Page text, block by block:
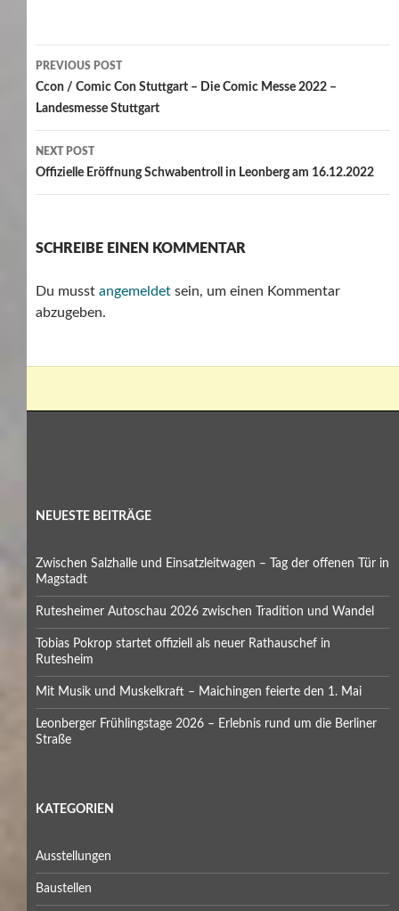
Post
navigation
PREVIOUS POST
Ccon / Comic Con Stuttgart – Die Comic Messe 2022 –
Landesmesse Stuttgart
NEXT POST
Offizielle Eröffnung Schwabentroll in Leonberg am 16.12.2022
SCHREIBE EINEN KOMMENTAR
Du musst angemeldet sein, um einen Kommentar
abzugeben.
NEUESTE BEITRÄGE
Zwischen Salzhalle und Einsatzleitwagen – Tag der offenen Tür in
Magstadt
Rutesheimer Autoschau 2026 zwischen Tradition und Wandel
Tobias Pokrop startet offiziell als neuer Rathauschef in
Rutesheim
Mit Musik und Muskelkraft – Maichingen feierte den 1. Mai
Leonberger Frühlingstage 2026 – Erlebnis rund um die Berliner
Straße
KATEGORIEN
Ausstellungen
Baustellen